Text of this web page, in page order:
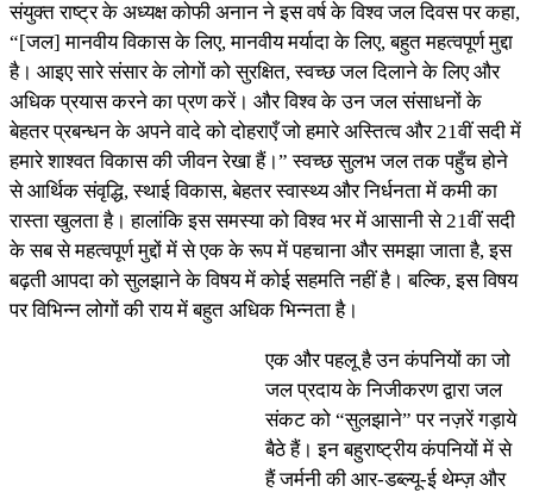
संयुक्‍त राष्ट्र के अध्यक्ष कोफी अनान ने इस वर्ष के विश्व जल दिवस पर कहा,
“[जल] मानवीय विकास के लिए, मानवीय मर्यादा के लिए, बहुत महत्वपूर्ण मुद्दा
है। आइए सारे संसार के लोगों को सुरक्षित, स्वच्छ जल दिलाने के लिए और
अधिक प्रयास करने का प्रण करें। और विश्व के उन जल संसाधनों के
बेहतर प्रबन्धन के अपने वादे को दोहराएँ जो हमारे अस्तित्व और 21वीं सदी में
हमारे शाश्वत विकास की जीवन रेखा हैं।” स्वच्छ सुलभ जल तक पहुँच होने
से आर्थिक संवृद्धि, स्थाई विकास, बेहतर स्वास्थ्य और निर्धनता में कमी का
रास्ता खुलता है। हालांकि इस समस्या को विश्व भर में आसानी से 21वीं सदी
के सब से महत्वपूर्ण मुद्दों में से एक के रूप में पहचाना और समझा जाता है, इस
बढ़ती आपदा को सुलझाने के विषय में कोई सहमति नहीं है। बल्कि, इस विषय
पर विभिन्न लोगों की राय में बहुत अधिक भिन्नता है।
एक और पहलू है उन कंपनियों का जो
जल प्रदाय के निजीकरण द्वारा जल
संकट को “सुलझाने” पर नज़रें गड़ाये
बैठे हैं। इन बहुराष्ट्रीय कंपनियों में से
हैं जर्मनी की आर-डब्ल्यू-ई थेम्ज़ और